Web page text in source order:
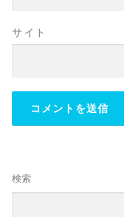
サイト
検索